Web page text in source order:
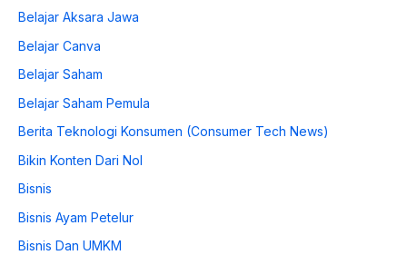
Belajar Aksara Jawa
Belajar Canva
Belajar Saham
Belajar Saham Pemula
Berita Teknologi Konsumen (Consumer Tech News)
Bikin Konten Dari Nol
Bisnis
Bisnis Ayam Petelur
Bisnis Dan UMKM